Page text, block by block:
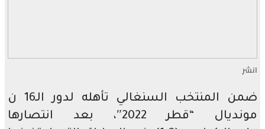
انشر
ضمن المنتخب السنغالي تأهله لدور الـ16 ن
مونديال “قطر 2022″، بعد انتصارها